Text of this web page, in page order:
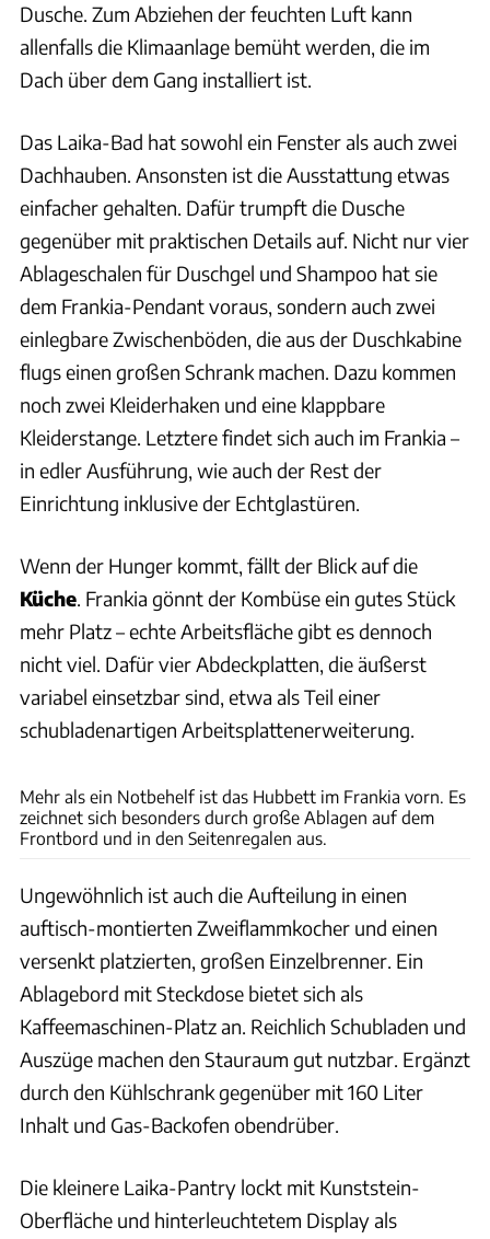
Dusche. Zum Abziehen der feuchten Luft kann
allenfalls die Klimaanlage bemüht werden, die im
Dach über dem Gang installiert ist.
Das Laika-Bad hat sowohl ein Fenster als auch zwei
Dachhauben. Ansonsten ist die Ausstattung etwas
einfacher gehalten. Dafür trumpft die Dusche
gegenüber mit praktischen Details auf. Nicht nur vier
Ablageschalen für Duschgel und Shampoo hat sie
dem Frankia-Pendant voraus, sondern auch zwei
einlegbare Zwischenböden, die aus der Duschkabine
flugs einen großen Schrank machen. Dazu kommen
noch zwei Kleiderhaken und eine klappbare
Kleiderstange. Letztere findet sich auch im Frankia –
in edler Ausführung, wie auch der Rest der
Einrichtung inklusive der Echtglastüren.
Wenn der Hunger kommt, fällt der Blick auf die
Küche. Frankia gönnt der Kombüse ein gutes Stück
mehr Platz – echte Arbeitsfläche gibt es dennoch
nicht viel. Dafür vier Abdeckplatten, die äußerst
variabel einsetzbar sind, etwa als Teil einer
schubladenartigen Arbeitsplattenerweiterung.
Mehr als ein Notbehelf ist das Hubbett im Frankia vorn. Es
zeichnet sich besonders durch große Ablagen auf dem
Frontbord und in den Seitenregalen aus.
Ungewöhnlich ist auch die Aufteilung in einen
auftisch-montierten Zweiflammkocher und einen
versenkt platzierten, großen Einzelbrenner. Ein
Ablagebord mit Steckdose bietet sich als
Kaffeemaschinen-Platz an. Reichlich Schubladen und
Auszüge machen den Stauraum gut nutzbar. Ergänzt
durch den Kühlschrank gegenüber mit 160 Liter
Inhalt und Gas-Backofen obendrüber.
Die kleinere Laika-Pantry lockt mit Kunststein-
Oberfläche und hinterleuchtetem Display als